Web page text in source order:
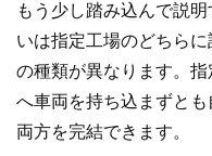
もう少し踏み込んで説
いは指定工場のどちら
の種類が異なります。
へ車両を持ち込まずと
両方を完結できます。